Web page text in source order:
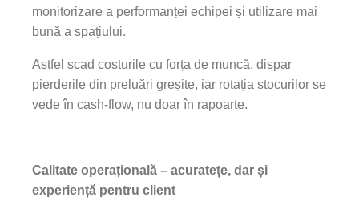
monitorizare a performanței echipei și utilizare mai
bună a spațiului.
Astfel scad costurile cu forța de muncă, dispar
pierderile din preluări greșite, iar rotația stocurilor se
vede în cash-flow, nu doar în rapoarte.
Calitate operațională – acuratețe, dar și
experiență pentru client